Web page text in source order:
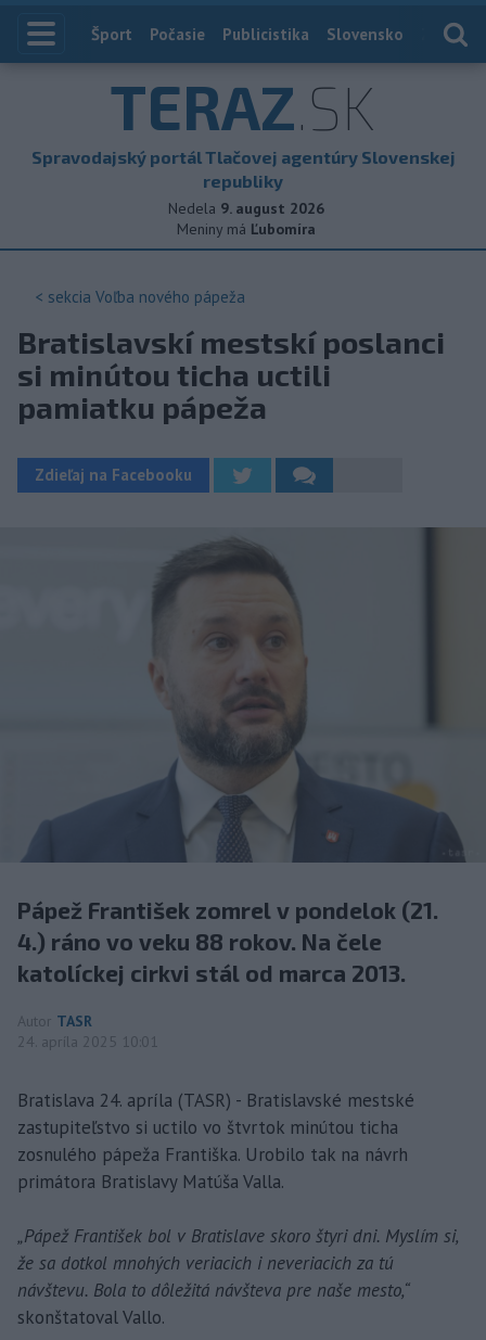
Index
Šport Počasie Publicistika Slovensko
TERAZ.SK
Spravodajský portál Tlačovej agentúry Slovenskej
republiky
Nedela 9. august 2026
Meniny má Ľubomíra
< sekcia Voľba nového pápeža
Bratislavskí mestskí poslanci
si minútou ticha uctili
pamiatku pápeža
Zdieľaj na Facebooku
Pápež František zomrel v pondelok (21.
4.) ráno vo veku 88 rokov. Na čele
katolíckej cirkvi stál od marca 2013.
Autor TASR
24. apríla 2025 10:01
Bratislava 24. apríla (TASR) - Bratislavské mestské
zastupiteľstvo si uctilo vo štvrtok minútou ticha
zosnulého pápeža Františka. Urobilo tak na návrh
primátora Bratislavy Matúša Valla.
„Pápež František bol v Bratislave skoro štyri dni. Myslím si,
že sa dotkol mnohých veriacich i neveriacich za tú
návštevu. Bola to dôležitá návšteva pre naše mesto,“
skonštatoval Vallo.